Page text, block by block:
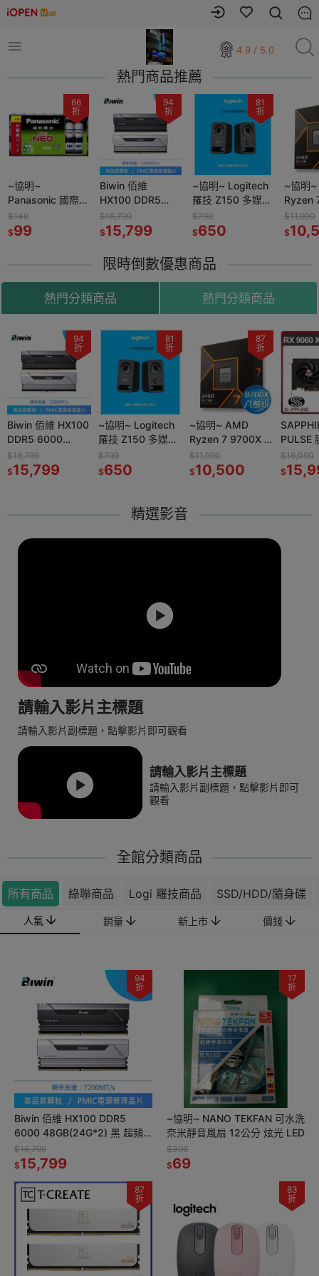
4.9 / 5.0
熱門商品推薦
66
折
~協明~
Panasonic 國際牌
錳乾電池 3號 4號
16入
$149
$99
94
折
Biwin 佰維
HX100 DDR5
6000
48GB(24G*2) 黑
超頻桌上型記憶體
$16,799
$15,799
81
折
~協明~ Logitech
羅技 Z150 多媒體
揚聲器 清晰的立
體聲音效
$799
$650
~協明
Ryzen
核/16
M5 全
$11,990
$
限時倒數優惠商品
熱門分類商品 熱門分類商品
94
折
Biwin 佰維 HX100
DDR5 6000
48GB(24G*2) 黑
超頻桌上型記憶體
$16,799
$15,799
81
折
~協明~ Logitech
羅技 Z150 多媒體
揚聲器 清晰的立體
聲音效
$799
$650
87
折
~協明~ AMD
Ryzen 7 9700X 8
核/16緒 處理器
3.8GHz/65W/AM
5 全新品
$11,990
$10,500
PULSE
9060
16GB
$16,090
$
94
折
HX100
黑
記憶體
折
~協明~ Logitech
羅技 Z150 多媒體
揚聲器 清晰的立體
聲音效
$650
折
~協明~ AMD
Ryzen 7 9700X 8
核/16緒 處理器
3.8GHz/65W/AM
10,500
99
折
SAPPHIRE 藍寶石
PULSE 脈動 RX
GAMING OC
$15,990
精選影音
請輸入影片主標題
請輸入影片副標題，點擊影片即可觀看
請輸入影片主標題
請輸入影片副標題，點擊影片即可
觀看
全館分類商品
所有商品 綠聯商品 Logi 羅技商品 SSD/HDD/隨身碟
人氣 銷量 新上市 價錢
94
折
Biwin 佰維 HX100 DDR5
6000 48GB(24G*2) 黑 超頻
桌上型記憶體
$16,799
$15,799
17
折
~協明~ NANO TEKFAN 可水洗
奈米靜音風扇 12公分 炫光 LED
$399
$69
87
折
83
折